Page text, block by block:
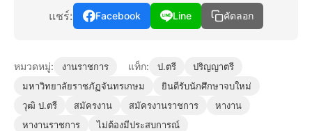
แชร์: Facebook Line คัดลอก
หมวดหมู่: งานราชการ แท็ก: ป.ตรี
ปริญญาตรี
มหาวิทยาลัยราชภัฏจันทรเกษม
ยินดีรับนักศึกษาจบใหม่
วุฒิ ป.ตรี
สมัครงาน สมัครงานราชการ
หางาน
หางานราชการ
ไม่ต้องมีประสบการณ์